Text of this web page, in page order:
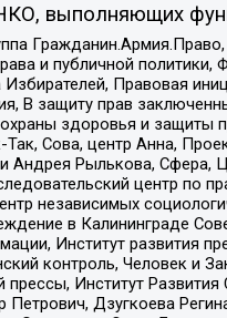
выполняющих
и публичной
Избирателей, Правовая
В защиту прав
здоровья и защиты
Так, Сова, центр Анна,
Андрея Рылькова, Сфера,
центр по
независимых
в Калининграде
Институт развития
контроль, Человек и
прессы, Институт
Петрович, Дзугкоева